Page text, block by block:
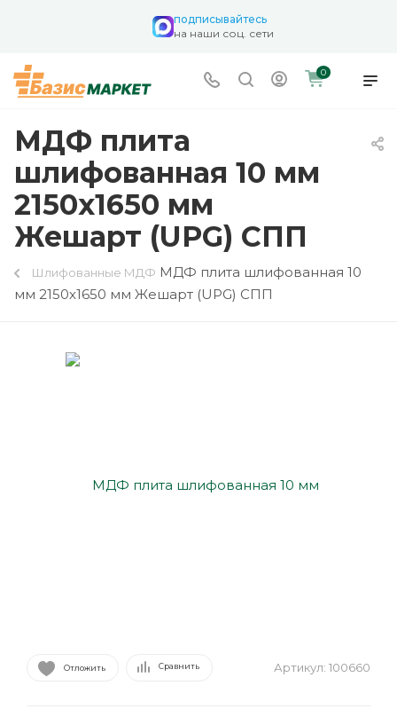
подписывайтесь
на наши соц. сети
0
МДФ плита
шлифованная 10 мм
2150х1650 мм
Жешарт (UPG) СПП
Шлифованные МДФ МДФ плита шлифованная 10
мм 2150х1650 мм Жешарт (UPG) СПП
Отложить Сравнить Артикул: 100660